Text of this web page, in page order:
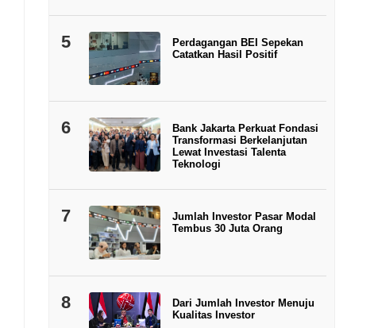
5
Perdagangan BEI Sepekan
Catatkan Hasil Positif
6
Bank Jakarta Perkuat Fondasi
Transformasi Berkelanjutan
Lewat Investasi Talenta
Teknologi
7
Jumlah Investor Pasar Modal
Tembus 30 Juta Orang
8
Dari Jumlah Investor Menuju
Kualitas Investor